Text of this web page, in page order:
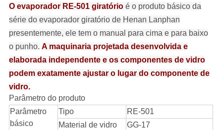
O evaporador RE-501 giratórioé o produto básico da
série do evaporador giratório de Henan Lanphan
presentemente, ele tem o manual para cima e para baixo
o punho. A maquinaria projetada desenvolvida e
elaborada independente e os componentes de vidro
podem exatamente ajustar o lugar do componente de
vidro.
Parâmetro do produto
Parâmetro
básico
Tipo
RE-501
Material de vidro
GG-17